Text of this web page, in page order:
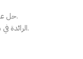
حل عملي لترقية الأجهزة القديمة وتحويلها لأداء أسرع.
منتج من شركة Micron الرائدة في مجال الذواكر والتخزين.